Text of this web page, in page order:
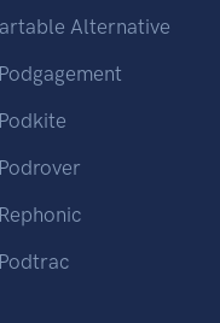
Alternative